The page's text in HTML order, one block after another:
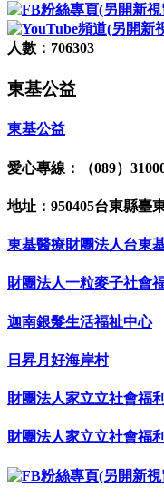
人數：706303
東基公益
東基公益
愛心專線：（089）
地址：950405台東縣臺
東基醫療財團法人台東
財團法人一粒麥子社會
迦南銀髮生活福祉中心
日昇月好海岸村
財團法人家立立社會福
財團法人家立立社會福